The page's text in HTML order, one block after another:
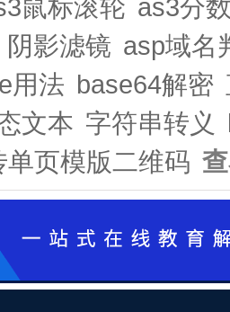
鼠标滚轮 as3分
阴影滤镜 asp域名
用法 base64解密
文本 字符串转义
单页模版二维码